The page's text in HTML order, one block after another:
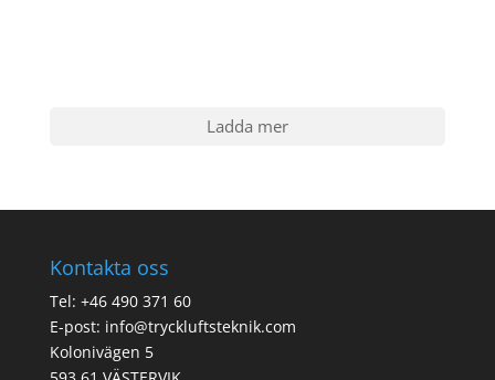
Ladda mer
Kontakta oss
Tel: +46 490 371 60
E-post: info@tryckluftsteknik.com
Kolonivägen 5